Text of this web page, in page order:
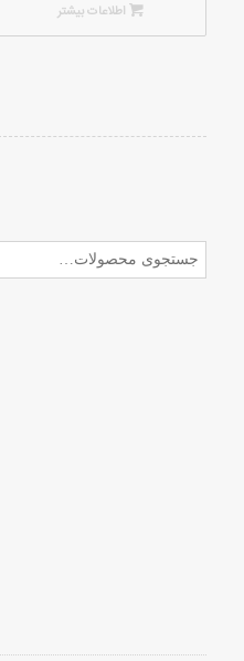
اطلاعات بیشتر